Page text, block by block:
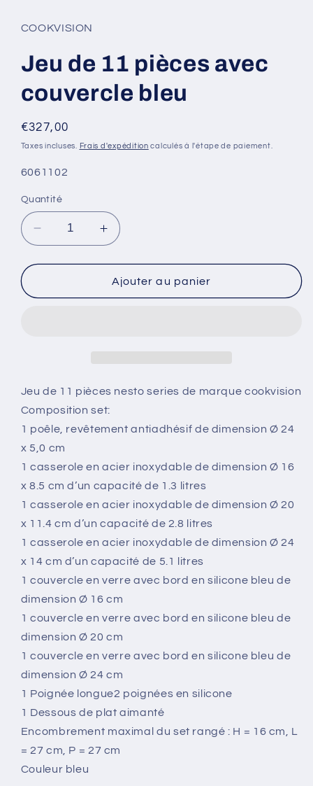
1
dans
fenêtre
modale
COOKVISION
Jeu de 11 pièces avec
couvercle bleu
Prix
habituel
€327,00
Taxes incluses. Frais d'expédition calculés à l'étape de paiement.
SKU:
6061102
Quantité
Réduire
la
quantité
Jeu
bleu
Augmenter
la
quantité
de
Jeu
bleu
Ajouter au panier
Jeu de 11 pièces nesto series de marque cookvision
Composition set:
1 poêle, revêtement antiadhésif de dimension Ø 24
x 5,0 cm
1 casserole en acier inoxydable de dimension Ø 16
x 8.5 cm d’un capacité de 1.3 litres
1 casserole en acier inoxydable de dimension Ø 20
x 11.4 cm d’un capacité de 2.8 litres
1 casserole en acier inoxydable de dimension Ø 24
x 14 cm d’un capacité de 5.1 litres
1 couvercle en verre avec bord en silicone bleu de
dimension Ø 16 cm
1 couvercle en verre avec bord en silicone bleu de
dimension Ø 20 cm
1 couvercle en verre avec bord en silicone bleu de
dimension Ø 24 cm
1 Poignée longue2 poignées en silicone
1 Dessous de plat aimanté
Encombrement maximal du set rangé : H = 16 cm, L
= 27 cm, P = 27 cm
Couleur bleu